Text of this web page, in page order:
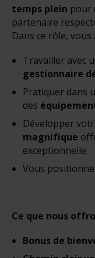
temps plein pour
partenaire
Dans ce rôle,
Travailler avec
gestionnaire
Pratiquer dans
des
Développer
magnifique
exceptionnelle
Vous
Ce que nous
Bonus de